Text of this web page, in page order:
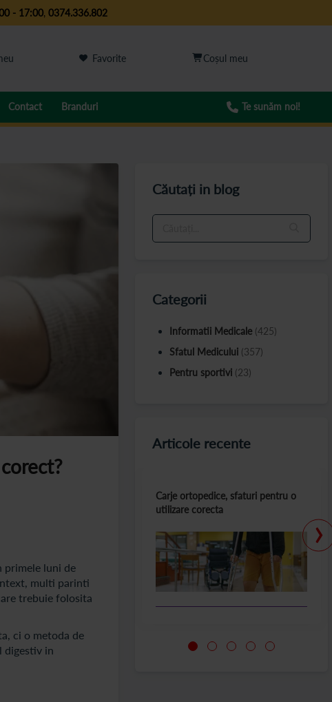
- 17:00, 0374.336.802
Favorite
Contact Branduri Te sunăm noi!
primele luni de
multi parinti
trebuie folosita
ci o metoda de
digestiv in
Căutați in blog
Categorii
Informatii Medicale (425)
Sfatul Medicului (357)
Pentru sportivi (23)
Articole recente
Carje ortopedice, sfaturi pentru o
utilizare corecta
›